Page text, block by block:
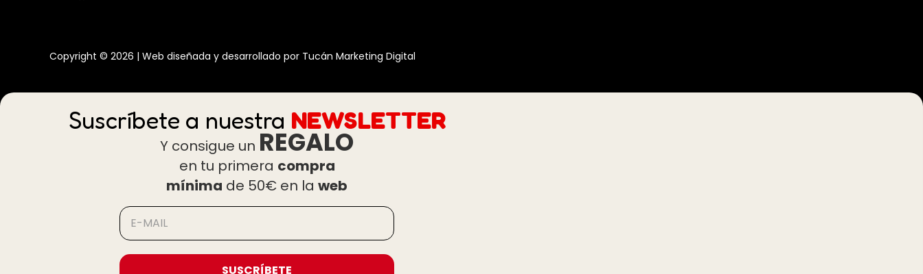
Copyright © 2026 | Web diseñada y desarrollado por Tucán Marketing Digital
Suscríbete a nuestra NEWSLETTER
Y consigue un REGALO
en tu primera compra
mínima de 50€ en laweb